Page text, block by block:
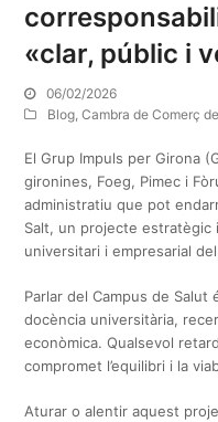
«clar, públic i
06/02/2026
Blog,Cambra de Comerç
El Grup Impuls per Girona
gironines, Foeg, Pimec i
administratiu que pot
Salt, un projecte estratègic
universitari i empresarial
Parlar del Campus de Salut
docència universitària,
econòmica. Qualsevol
compromet l’equilibri i la
Aturar o alentir aquest